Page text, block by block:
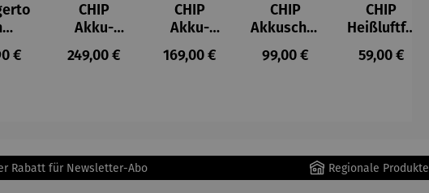
Preis:
€
CHIP
Akku-
Staubsau
ger
Regulärer Preis:
249,00 €
CHIP
Akku-
Staubsau
ger DS02
Regulärer Preis:
169,00 €
CHIP
Akkuschra
uber
Regulärer Preis:
99,00 €
CHIP
Heißluftfri
tteuse
Regulärer
59,00 €
Rabatt für Newsletter-Abo Regionale Produkte